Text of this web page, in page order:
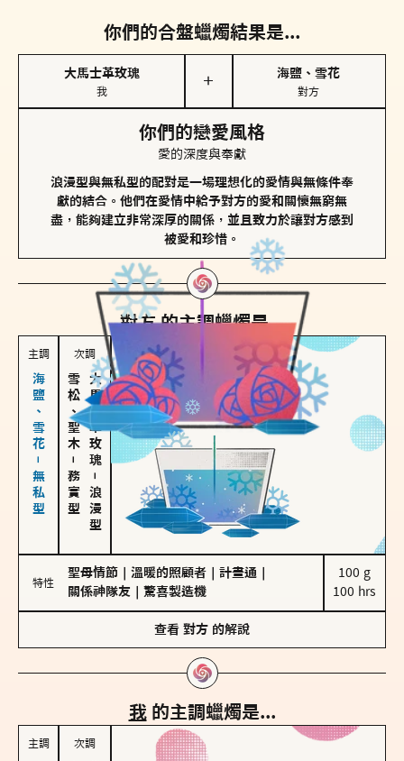
你們的合盤蠟燭結果是...
大馬士革玫瑰
我
＋
海鹽、雪花
對方
你們的戀愛風格
愛的深度與奉獻
浪漫型與無私型的配對是一場理想化的愛情與無條件奉
獻的結合。他們在愛情中給予對方的愛和關懷無窮無
盡，能夠建立非常深厚的關係，並且致力於讓對方感到
被愛和珍惜。
對方的主調蠟燭是...
主調
海鹽、雪花－無私型
次調
雪松、聖木
－
務實型
大馬士革玫瑰
－
浪漫型
特性
聖母情節 溫暖的照顧者 計畫通
關係神隊友
驚喜製造機
100 g
100 hrs
查看 對方 的解說
我 的主調蠟燭是...
主調 次調